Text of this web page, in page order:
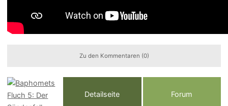
Zu den Kommentaren (0)
Detailseite Forum